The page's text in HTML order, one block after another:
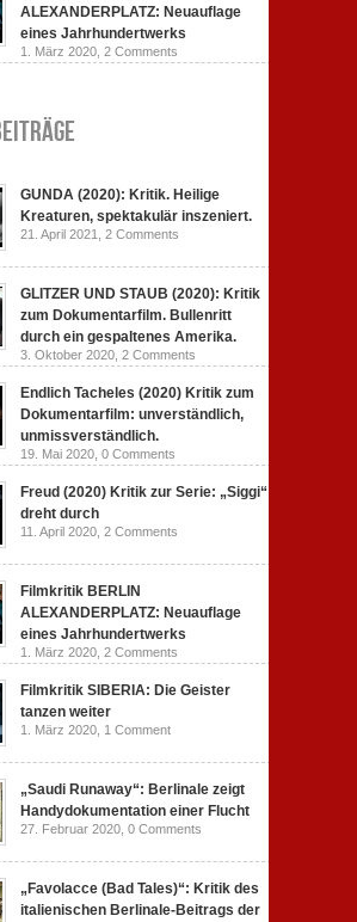
ALEXANDERPLATZ: Neuauflage
eines Jahrhundertwerks
1. März 2020, 2 Comments
GUNDA (2020): Kritik. Heilige
Kreaturen, spektakulär inszeniert.
21. April 2021, 2 Comments
GLITZER UND STAUB (2020): Kritik
zum Dokumentarfilm. Bullenritt
durch ein gespaltenes Amerika.
3. Oktober 2020, 2 Comments
Endlich Tacheles (2020) Kritik zum
Dokumentarfilm: unverständlich,
unmissverständlich.
19. Mai 2020, 0 Comments
Freud (2020) Kritik zur Serie: „Siggi“
dreht durch
11. April 2020, 2 Comments
Filmkritik BERLIN
ALEXANDERPLATZ: Neuauflage
eines Jahrhundertwerks
1. März 2020, 2 Comments
Filmkritik SIBERIA: Die Geister
tanzen weiter
1. März 2020, 1 Comment
„Saudi Runaway“: Berlinale zeigt
Handydokumentation einer Flucht
27. Februar 2020, 0 Comments
„Favolacce (Bad Tales)“: Kritik des
italienischen Berlinale-Beitrags der